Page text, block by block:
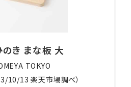
のき まな板 大
TOKYO
10/13 楽天市場調べ）